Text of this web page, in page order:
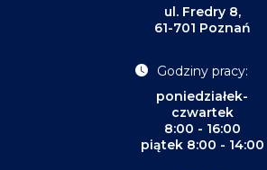
ul. Fredry 8,
61-701 Poznań
Godziny pracy:
poniedziałek-
czwartek
8:00 - 16:00
piątek 8:00 - 14:00